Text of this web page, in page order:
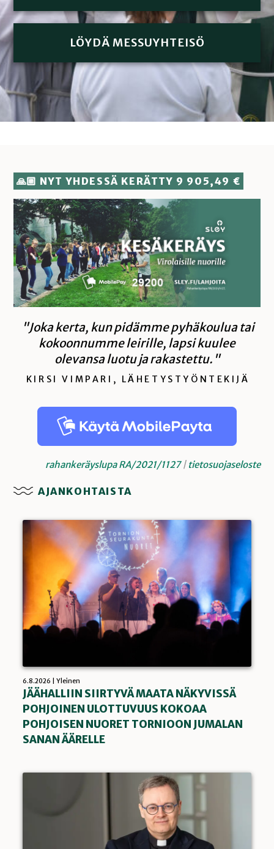
LÖYDÄ MESSUYHTEISÖ
🙏🏼 NYT YHDESSÄ KERÄTTY 9 905,49 €
"Joka kerta, kun pidämme pyhäkoulua tai
kokoonnumme leirille, lapsi kuulee
olevansa luotu ja rakastettu."
KIRSI VIMPARI, LÄHETYSTYÖNTEKIJÄ
rahankeräyslupa RA/2021/1127| tietosuojaseloste
AJANKOHTAISTA
6.8.2026 | Yleinen
JÄÄHALLIIN SIIRTYVÄ MAATA NÄKYVISSÄ
POHJOINEN ULOTTUVUUS KOKOAA
POHJOISEN NUORET TORNIOON JUMALAN
SANAN ÄÄRELLE